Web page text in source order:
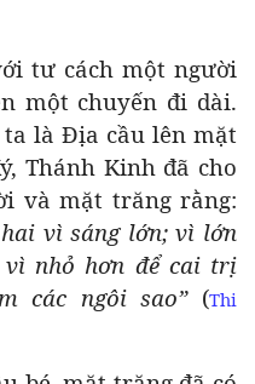
tư cách một người
một chuyến đi dài.
là Địa cầu lên mặt
Thánh Kinh đã cho
và mặt trăng rằng:
vì sáng lớn; vì lớn
vì nhỏ hơn để cai trị
các ngôi sao”(Thi